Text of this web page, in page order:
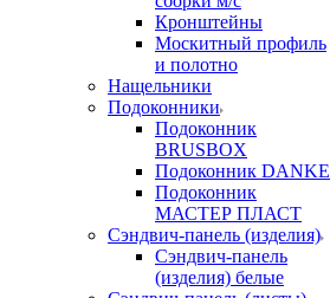
Кронштейны
Москитный профиль
и полотно
Нащельники
Подоконники
Подоконник
BRUSBOX
Подоконник DANKE
Подоконник
МАСТЕР ПЛАСТ
Сэндвич-панель (изделия)
Сэндвич-панель
(изделия) белые